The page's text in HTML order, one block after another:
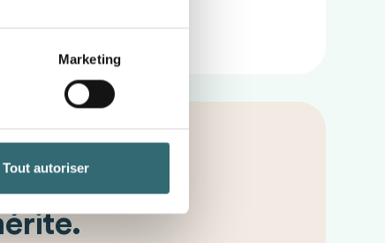
Marketing
Tout autoriser
la